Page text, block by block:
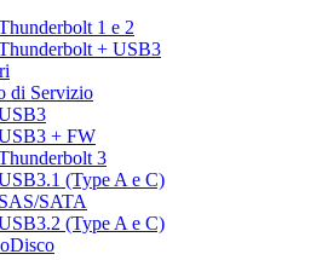
1 e 2
+ USB3
di Servizio
+ FW
3
(Type A e C)
SATA
(Type A e C)